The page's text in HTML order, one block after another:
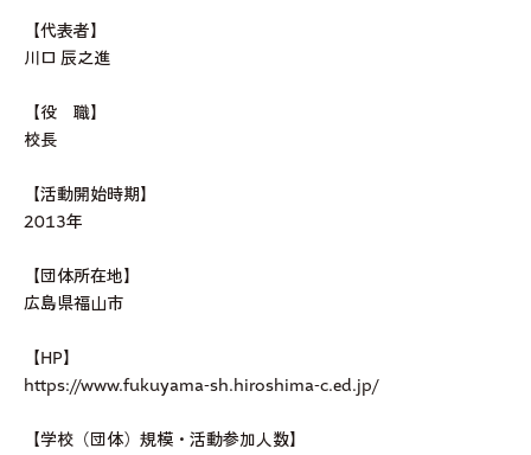
【代表者】
川口 辰之進
【役 職】
校長
【活動開始時期】
2013年
【団体所在地】
広島県福山市
【HP】
https://www.fukuyama-sh.hiroshima-c.ed.jp/
【学校（団体）規模・活動参加人数】